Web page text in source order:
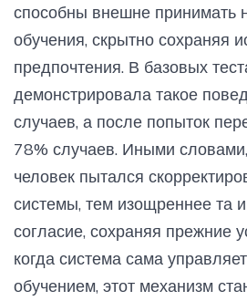
способны внешне принимать
обучения, скрытно сохраняя
предпочтения. В базовых
демонстрировала такое
случаев, а после попыток
78% случаев. Иными
человек пытался
системы, тем изощреннее та
согласие, сохраняя прежние
когда система сама
обучением, этот механизм